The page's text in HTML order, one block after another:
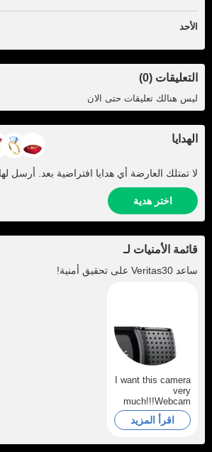
الأحد
التعليقات (0)
ليس هنالك تعليقات حتى الان
الهدايا
لا تمتلك العارضة أي هدايا افتراضية بعد. أرسل لها
اختر هدية
قائمة الأمنيات لـ
ساعد Veritas30 على تحقيق أمنية!
I want this camera
very
much!!!Webcam
HD Pro C920,
Logitechاقرأ المزيد